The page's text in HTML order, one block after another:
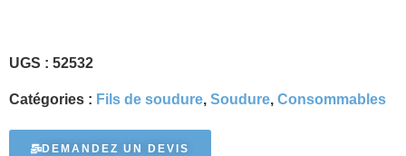
UGS : 52532
Catégories : Fils de soudure, Soudure, Consommables
DEMANDEZ UN DEVIS